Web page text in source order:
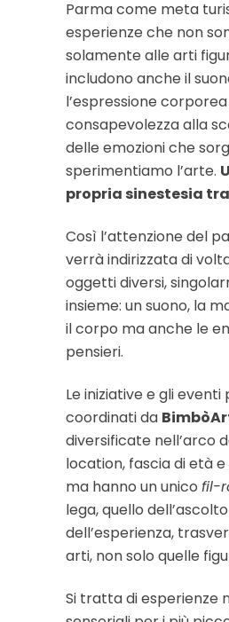
Parma come meta
esperienze che non
solamente alle arti
includono anche il
l’espressione
consapevolezza alla
delle emozioni che
sperimentiamo l’arte.
propria sinestesia
Così l’attenzione del
verrà indirizzata di
oggetti diversi,
insieme: un suono, la
il corpo ma anche le
pensieri.
Le iniziative e gli eventi
coordinati da
diversificate nell’arco
location, fascia di età
ma hanno un unico fil-
lega, quello
dell’esperienza,
arti, non solo quelle
Si tratta di esperienze